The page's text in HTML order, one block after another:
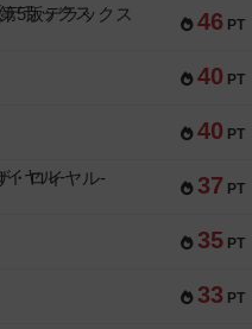
46 PT
5版デラックス
40 PT
40 PT
37 PT
・ロイヤル-
35 PT
33 PT